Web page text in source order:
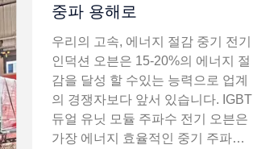
중파 용해로
우리의 고속, 에너지 절감 중기 전기
인덕션 오븐은 15-20%의 에너지 절
감을 달성 할 수있는 능력으로 업계
의 경쟁자보다 앞서 있습니다. IGBT
듀얼 유닛 모듈 주파수 전기 오븐은
가장 에너지 효율적인 중기 주파수